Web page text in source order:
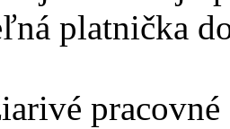
platnička
pracovné